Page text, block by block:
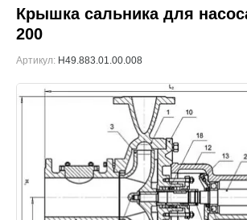
Крышка сальника для
200
Артикул: Н49.883.01.00.008